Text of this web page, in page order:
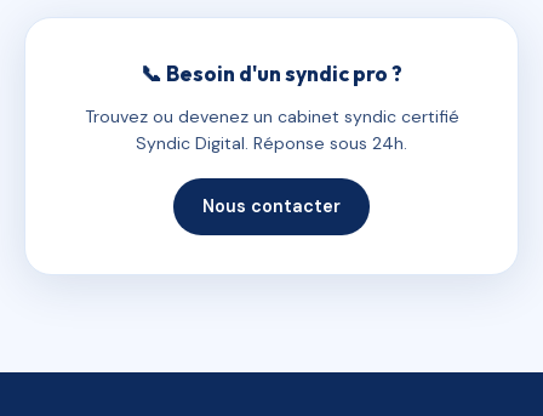
📞 Besoin d'un syndic pro ?
Trouvez ou devenez un cabinet syndic certifié
Syndic Digital. Réponse sous 24h.
Nous contacter